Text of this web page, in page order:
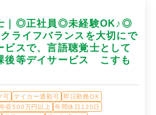
｜◎正社員◎未経験OK♪◎
ライフバランスを大切にで
ビスで、言語聴覚士として
後等デイサービス こすも
可 マイカー通勤可
即日勤務OK
年収500万円以上
年間休日120日